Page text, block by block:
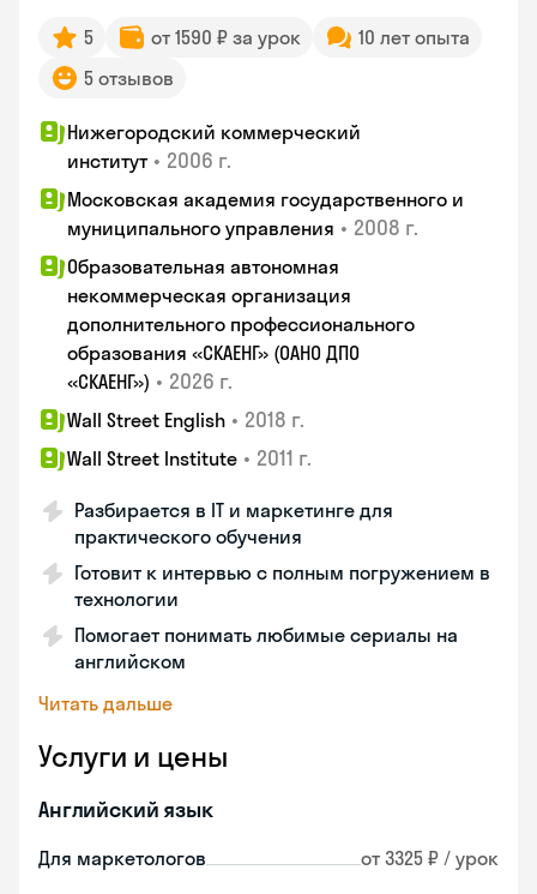
5 от 1590 ₽ за урок
10 лет опыта
5 отзывов
Нижегородский коммерческий
институт • 2006 г.
Московская академия государственного и
муниципального управления • 2008 г.
Образовательная автономная
некоммерческая организация
дополнительного профессионального
образования «СКАЕНГ» (ОАНО ДПО
«СКАЕНГ») • 2026 г.
Wall Street English • 2018 г.
Wall Street Institute • 2011 г.
Разбирается в IT и маркетинге для
практического обучения
Готовит к интервью с полным погружением в
технологии
Помогает понимать любимые сериалы на
английском
Читать дальше
Услуги и цены
Английский язык
Для маркетологов от 3325 ₽ / урок